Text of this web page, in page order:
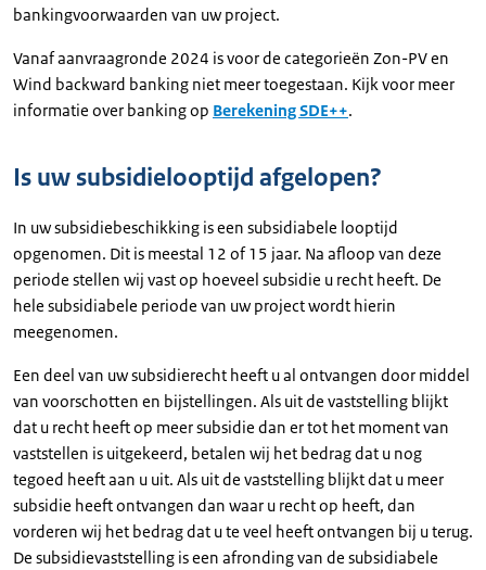
bankingvoorwaarden van uw project.
Vanaf aanvraagronde 2024 is voor de categorieën Zon-PV en
Wind backward banking niet meer toegestaan. Kijk voor meer
informatie over banking op Berekening SDE++.
Is uw subsidielooptijd afgelopen?
In uw subsidiebeschikking is een subsidiabele looptijd
opgenomen. Dit is meestal 12 of 15 jaar. Na afloop van deze
periode stellen wij vast op hoeveel subsidie u recht heeft. De
hele subsidiabele periode van uw project wordt hierin
meegenomen.
Een deel van uw subsidierecht heeft u al ontvangen door middel
van voorschotten en bijstellingen. Als uit de vaststelling blijkt
dat u recht heeft op meer subsidie dan er tot het moment van
vaststellen is uitgekeerd, betalen wij het bedrag dat u nog
tegoed heeft aan u uit. Als uit de vaststelling blijkt dat u meer
subsidie heeft ontvangen dan waar u recht op heeft, dan
vorderen wij het bedrag dat u te veel heeft ontvangen bij u terug.
De subsidievaststelling is een afronding van de subsidiabele